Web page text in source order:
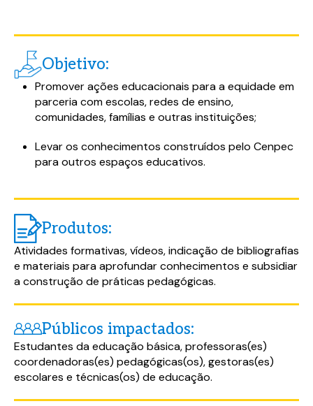
Objetivo:
Promover ações educacionais para a equidade em
parceria com escolas, redes de ensino,
comunidades, famílias e outras instituições;
Levar os conhecimentos construídos pelo Cenpec
para outros espaços educativos.
Produtos:
Atividades formativas, vídeos, indicação de bibliografias
e materiais para aprofundar conhecimentos e subsidiar
a construção de práticas pedagógicas.
Públicos impactados:
Estudantes da educação básica, professoras(es)
coordenadoras(es) pedagógicas(os), gestoras(es)
escolares e técnicas(os) de educação.